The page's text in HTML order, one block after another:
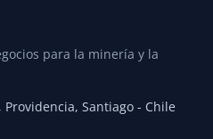
para la minería y la
Providencia, Santiago - Chile